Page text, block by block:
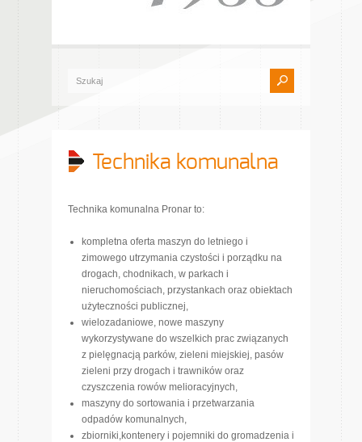
Technika komunalna
Technika komunalna Pronar to:
kompletna oferta maszyn do letniego i
zimowego utrzymania czystości i porządku na
drogach, chodnikach, w parkach i
nieruchomościach, przystankach oraz obiektach
użyteczności publicznej,
wielozadaniowe, nowe maszyny
wykorzystywane do wszelkich prac związanych
z pielęgnacją parków, zieleni miejskiej, pasów
zieleni przy drogach i trawników oraz
czyszczenia rowów melioracyjnych,
maszyny do sortowania i przetwarzania
odpadów komunalnych,
zbiorniki,kontenery i pojemniki do gromadzenia i